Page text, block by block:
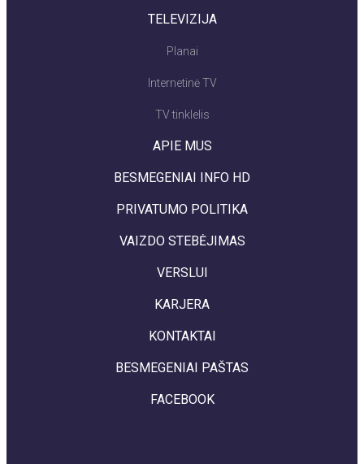
TELEVIZIJA
Planai
Internetinė TV
TV tinklelis
APIE MUS
BESMEGENIAI INFO HD
PRIVATUMO POLITIKA
VAIZDO STEBĖJIMAS
VERSLUI
KARJERA
KONTAKTAI
BESMEGENIAI PAŠTAS
FACEBOOK